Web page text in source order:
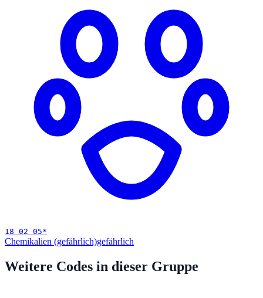
18 02 05*
Chemikalien (gefährlich)gefährlich
Weitere Codes in dieser Gruppe